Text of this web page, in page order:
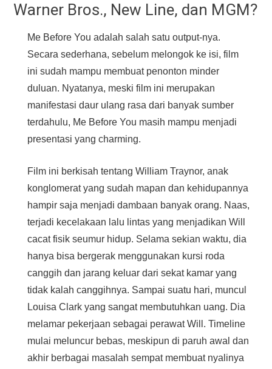
Warner Bros., New Line, dan MGM?
Me Before You adalah salah satu output-nya.
Secara sederhana, sebelum melongok ke isi, film
ini sudah mampu membuat penonton minder
duluan. Nyatanya, meski film ini merupakan
manifestasi daur ulang rasa dari banyak sumber
terdahulu, Me Before You masih mampu menjadi
presentasi yang charming.
Film ini berkisah tentang William Traynor, anak
konglomerat yang sudah mapan dan kehidupannya
hampir saja menjadi dambaan banyak orang. Naas,
terjadi kecelakaan lalu lintas yang menjadikan Will
cacat fisik seumur hidup. Selama sekian waktu, dia
hanya bisa bergerak menggunakan kursi roda
canggih dan jarang keluar dari sekat kamar yang
tidak kalah canggihnya. Sampai suatu hari, muncul
Louisa Clark yang sangat membutuhkan uang. Dia
melamar pekerjaan sebagai perawat Will. Timeline
mulai meluncur bebas, meskipun di paruh awal dan
akhir berbagai masalah sempat membuat nyalinya